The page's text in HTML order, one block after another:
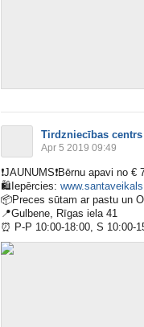
Tirdzniecības centrs
Apr 5 2019 09:49
❗️JAUNUMS❗️Bērnu apavi no €
🛍 Iepērcies:
📦Preces sūtam ar pastu un
📍Gulbene, Rīgas iela 41
⏰ P-P 10:00-18:00, S 10:00-